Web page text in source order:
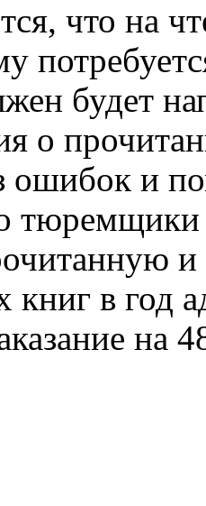
что на
будет
о
ошибок и
тюремщики
книг в год
на